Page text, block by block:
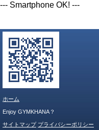
--- Smartphone OK! ---
ホーム
Enjoy GYMKHANA？
サイトマップ プライバシーポリシー